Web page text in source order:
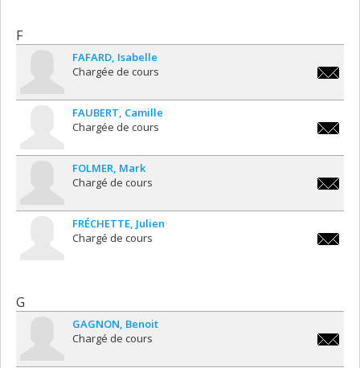
F
FAFARD Isabelle
Chargée de cours
FAUBERT Camille
Chargée de cours
FOLMER Mark
Chargé de cours
FRÉCHETTE Julien
Chargé de cours
G
GAGNON Benoit
Chargé de cours